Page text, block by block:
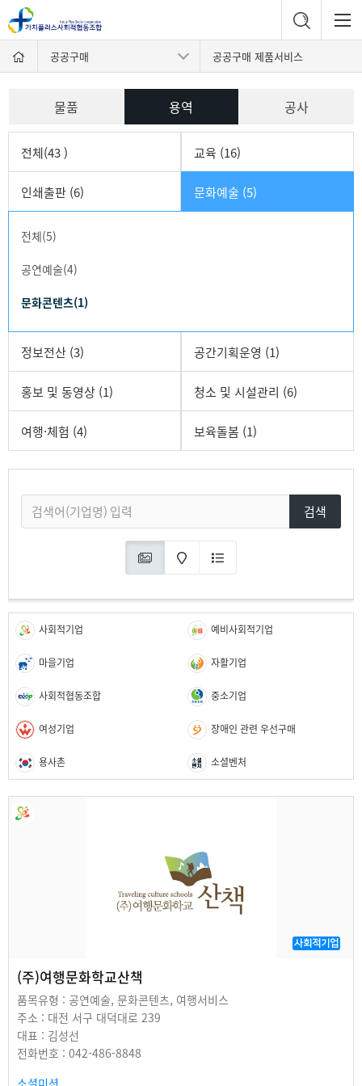
공공구매 공공구매 제품서비스
용역
물품 공사
전체(43 ) 교육 (16)
인쇄출판 (6) 문화예술 (5)
전체(5)
공연예술(4)
문화콘텐츠(1)
정보전산 (3) 공간기획운영 (1)
홍보 및 동영상 (1) 청소 및 시설관리 (6)
여행·체험 (4) 보육돌봄 (1)
검색
사회적기업 예비사회적기업
마을기업 자활기업
사회적협동조합 중소기업
여성기업 장애인 관련 우선구매
용사촌 소셜벤처
사회적기업
(주)여행문화학교산책
품목유형 : 공연예술, 문화콘텐츠, 여행서비스
주소 : 대전 서구 대덕대로 239
대표 : 김성선
전화번호 : 042-486-8848
소셜미션